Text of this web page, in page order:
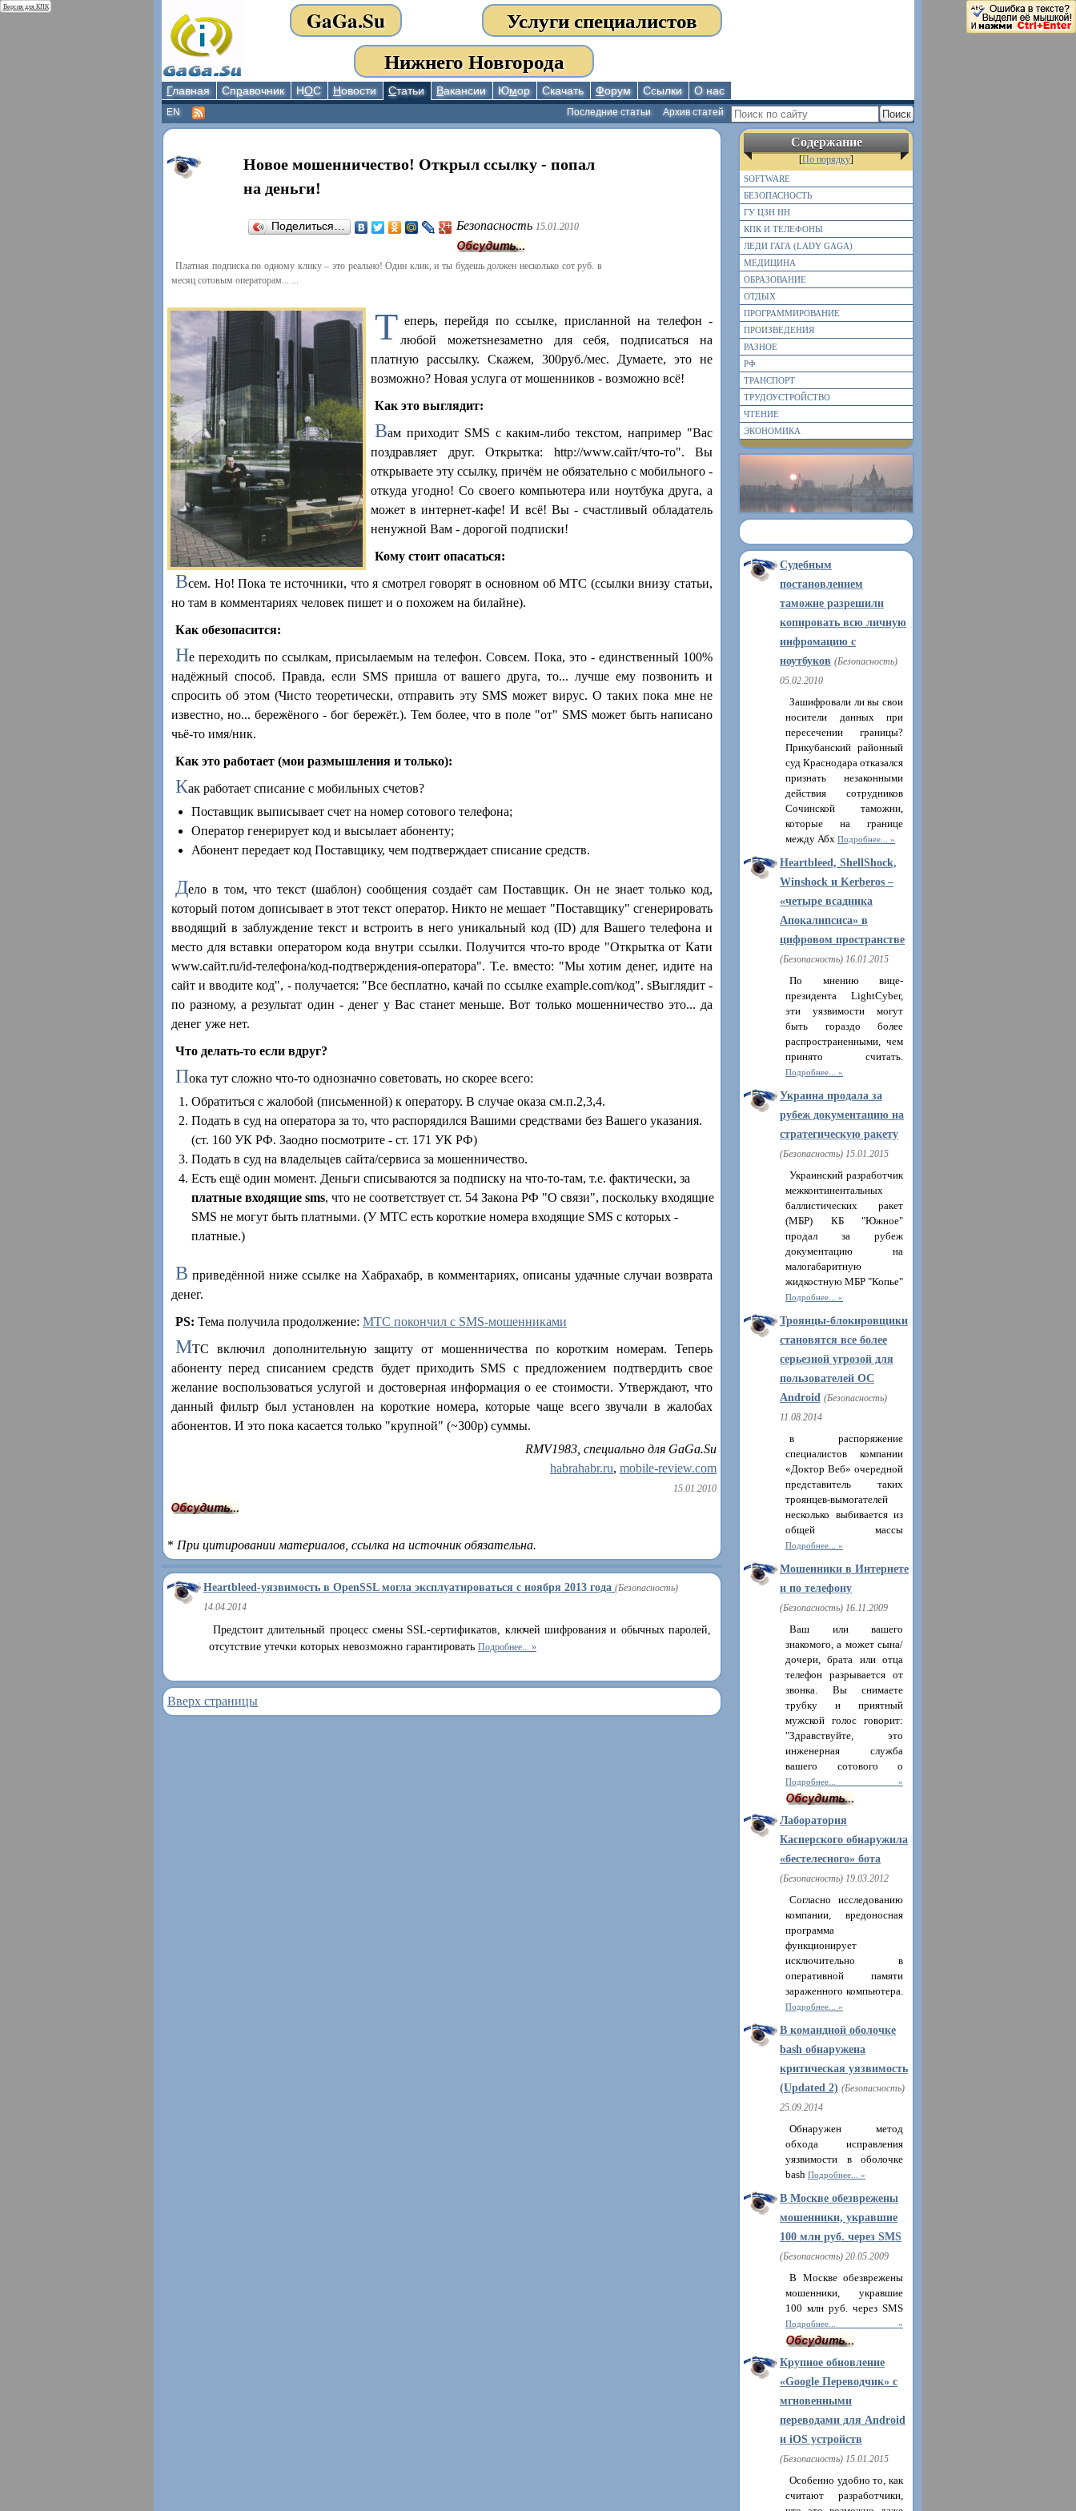
Версия для КПК GaGa.Su
Услуги специалистов
Нижнего Новгорода
Главная Справочник НОС Новости Статьи Вакансии Юмор Скачать Форум Ссылки О нас
Архив статей
Последние статьи
EN
Новое мошенничество! Открыл ссылку - попал
на деньги!
Поделиться… Безопасность 15.01.2010
Платная подписка по одному клику – это реально! Один клик, и ты будешь должен несколько сот руб. в
месяц сотовым операторам... ...
Т еперь, перейдя по ссылке, присланной на телефон -
любой можетsнезаметно для себя, подписаться на
платную рассылку. Скажем, 300руб./мес. Думаете, это не
возможно? Новая услуга от мошенников - возможно всё!
Как это выглядит:
Вам приходит SMS с каким-либо текстом, например "Вас
поздравляет друг. Открытка: http://www.сайт/что-то". Вы
открываете эту ссылку, причём не обязательно с мобильного -
откуда угодно! Со своего компьютера или ноутбука друга, а
может в интернет-кафе! И всё! Вы - счастливый обладатель
ненужной Вам - дорогой подписки!
Кому стоит опасаться:
Всем. Но! Пока те источники, что я смотрел говорят в основном об МТС (ссылки внизу статьи,
но там в комментариях человек пишет и о похожем на билайне).
Как обезопасится:
Не переходить по ссылкам, присылаемым на телефон. Совсем. Пока, это - единственный 100%
надёжный способ. Правда, если SMS пришла от вашего друга, то... лучше ему позвонить и
спросить об этом (Чисто теоретически, отправить эту SMS может вирус. О таких пока мне не
известно, но... бережёного - бог бережёт.). Тем более, что в поле "от" SMS может быть написано
чьё-то имя/ник.
Как это работает (мои размышления и только):
Как работает списание с мобильных счетов?
Поставщик выписывает счет на номер сотового телефона;
Оператор генерирует код и высылает абоненту;
Абонент передает код Поставщику, чем подтверждает списание средств.
Дело в том, что текст (шаблон) сообщения создаёт сам Поставщик. Он не знает только код,
который потом дописывает в этот текст оператор. Никто не мешает "Поставщику" сгенерировать
вводящий в заблуждение текст и встроить в него уникальный код (ID) для Вашего телефона и
место для вставки оператором кода внутри ссылки. Получится что-то вроде "Открытка от Кати
www.сайт.ru/id-телефона/код-подтверждения-оператора". Т.е. вместо: "Мы хотим денег, идите на
сайт и вводите код", - получается: "Все бесплатно, качай по ссылке example.com/код". sВыглядит -
по разному, а результат один - денег у Вас станет меньше. Вот только мошенничество это... да
денег уже нет.
Что делать-то если вдруг?
Пока тут сложно что-то однозначно советовать, но скорее всего:
Обратиться с жалобой (письменной) к оператору. В случае оказа см.п.2,3,4.
Подать в суд на оператора за то, что распорядился Вашими средствами без Вашего указания.
(ст. 160 УК РФ. Заодно посмотрите - ст. 171 УК РФ)
Подать в суд на владельцев сайта/сервиса за мошенничество.
Есть ещё один момент. Деньги списываются за подписку на что-то-там, т.е. фактически, за
платные входящие sms, что не соответствует ст. 54 Закона РФ "О связи", поскольку входящие
SMS не могут быть платными. (У МТС есть короткие номера входящие SMS с которых -
платные.)
В приведённой ниже ссылке на Хабрахабр, в комментариях, описаны удачные случаи возврата
денег.
PS: Тема получила продолжение: МТС покончил с SMS-мошенниками
МТС включил дополнительную защиту от мошенничества по коротким номерам. Теперь
абоненту перед списанием средств будет приходить SMS с предложением подтвердить свое
желание воспользоваться услугой и достоверная информация о ее стоимости. Утверждают, что
данный фильтр был установлен на короткие номера, которые чаще всего звучали в жалобах
абонентов. И это пока касается только "крупной" (~300р) суммы.
RMV1983, специально для GaGa.Su
habrahabr.ru, mobile-review.com
15.01.2010
* При цитировании материалов, ссылка на источник обязательна.
Heartbleed-уязвимость в OpenSSL могла эксплуатироваться с ноября 2013 года (Безопасность)
14.04.2014
Предстоит длительный процесс смены SSL-сертификатов, ключей шифрования и обычных паролей,
отсутствие утечки которых невозможно гарантировать Подробнее...
Вверх страницы
Содержание
[По порядку]
SOFTWARE
БЕЗОПАСНОСТЬ
ГУ ЦЗН НН
КПК И ТЕЛЕФОНЫ
ЛЕДИ ГАГА (LADY GAGA)
МЕДИЦИНА
ОБРАЗОВАНИЕ
ОТДЫХ
ПРОГРАММИРОВАНИЕ
ПРОИЗВЕДЕНИЯ
РАЗНОЕ
РФ
ТРАНСПОРТ
ТРУДОУСТРОЙСТВО
ЧТЕНИЕ
ЭКОНОМИКА
Судебным
постановлением
таможне разрешили
копировать всю личную
инфромацию с
ноутбуков (Безопасность)
05.02.2010
Зашифровали ли вы свои
носители данных при
пересечении границы?
Прикубанский районный
суд Краснодара отказался
признать незаконными
действия сотрудников
Сочинской таможни,
которые на границе
между Абх Подробнее...
Heartbleed, ShellShock,
Winshock и Kerberos –
«четыре всадника
Апокалипсиса» в
цифровом пространстве
(Безопасность) 16.01.2015
По мнению вице-
президента LightCyber,
эти уязвимости могут
быть гораздо более
распространенными, чем
принято считать.
Подробнее...
Украина продала за
рубеж документацию на
стратегическую ракету
(Безопасность) 15.01.2015
Украинский разработчик
межконтинентальных
баллистических ракет
(МБР) КБ "Южное"
продал за рубеж
документацию на
малогабаритную
жидкостную МБР "Копье"
Подробнее...
Троянцы-блокировщики
становятся все более
серьезной угрозой для
пользователей ОС
Android (Безопасность)
11.08.2014
в распоряжение
специалистов компании
«Доктор Веб» очередной
представитель таких
троянцев-вымогателей
несколько выбивается из
общей массы
Подробнее...
Мошенники в Интернете
и по телефону
(Безопасность) 16.11.2009
Ваш или вашего
знакомого, а может сына/
дочери, брата или отца
телефон разрывается от
звонка. Вы снимаете
трубку и приятный
мужской голос говорит:
"Здравствуйте, это
инженерная служба
вашего сотового о
Подробнее...
Лаборатория
Касперского обнаружила
«бестелесного» бота
(Безопасность) 19.03.2012
Согласно исследованию
компании, вредоносная
программа
функционирует
исключительно в
оперативной памяти
зараженного компьютера.
Подробнее...
В командной оболочке
bash обнаружена
критическая уязвимость
(Updated 2) (Безопасность)
25.09.2014
Обнаружен метод
обхода исправления
уязвимости в оболочке
bash Подробнее...
В Москве обезврежены
мошенники, укравшие
100 млн руб. через SMS
(Безопасность) 20.05.2009
В Москве обезврежены
мошенники, укравшие
100 млн руб. через SMS
Подробнее...
Крупное обновление
«Google Переводчик» c
мгновенными
переводами для Android
и iOS устройств
(Безопасность) 15.01.2015
Особенно удобно то, как
считают разработчики,